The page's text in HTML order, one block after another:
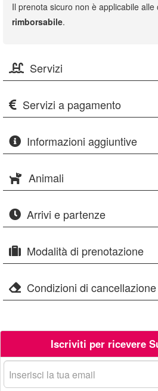
Il prenota sicuro non è applicabile alle
rimborsabile.
Servizi
Servizi a pagamento
Informazioni aggiuntive
Animali
Arrivi e partenze
Modalità di prenotazione
Condizioni di cancellazione
Iscriviti per ricevere
La
tua